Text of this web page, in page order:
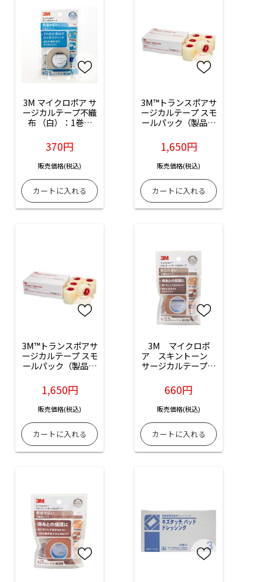
3M マイクロポア サ
ージカルテープ不織
布 （白）：1巻入
９．１ｍ）
370円
販売価格(税込)
3M™トランスポアサ
ージカルテープ スモ
ールパック（製品番
12巻入
1,650円
販売価格(税込)
3M™トランスポアサ
ージカルテープ スモ
ールパック（製品番
巻入
1,650円
販売価格(税込)
3M　マイクロポ
ア　スキントーン
サージカルテープ
1533EP-0　幅
12.5mm×9.1m：1
巻入（医療用テー
プ）
660円
販売価格(税込)